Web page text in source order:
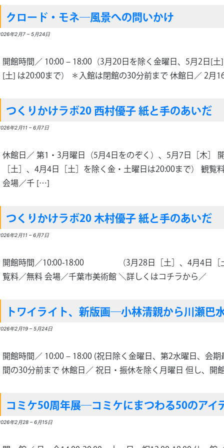
クロード・モネ―風景への問いかけ
年2月7–5月24日
開館時間／ 10:00 ‒ 18:00（3月20日を除く金曜日、5月2日[
[土] は20:00まで） ＊入館は閉館の30分前まで 休館日／ 2月
つくりかけラボ20 西村優子 紙と手のあいだ
年2月11 –6月7日
休館日／ 第1・3月曜日（5月4日をのぞく）、5月7日［木］
［土］、4月4日［土］を除く金・土曜日は20:00まで） 観
会場／千 […]
つくりかけラボ20 木村優子 紙と手のあいだ
年2月11 –6月7日
開館時間／10:00-18:00 （3月28日［土］、4月4日［土
覧料／無料 会場／千葉市美術館 ＼詳しくはコチラから／
トワイライト、新版画―小林清親から川瀬巴
年2月19–5月24日
開館時間／ 10:00 – 18:00 (祝日除く金曜日、第2水曜日、会
間の30分前まで 休館日／ 祝日・振休を除く月曜日 但し、
コミケ50周年展―コミケにまつわる50のアイ
年2月28–6月15日